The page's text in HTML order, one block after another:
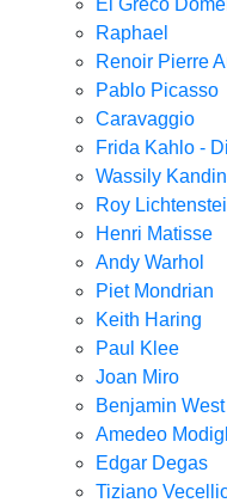
El Greco
Raphael
Renoir Pierre
Pablo Picasso
Caravaggio
Frida Kahlo -
Wassily
Roy
Henri Matisse
Andy Warhol
Piet Mondrian
Keith Haring
Paul Klee
Joan Miro
Benjamin West
Amedeo
Edgar Degas
Tiziano